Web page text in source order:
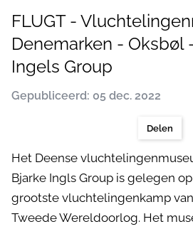
FLUGT -
Denemarken - Oksbøl
Ingels Group
Gepubliceerd: 05 dec. 2022
Delen
Het Deense
Bjarke Ingls Group is gelegen
grootste vluchtelingenkamp
Tweede Wereldoorlog. Het